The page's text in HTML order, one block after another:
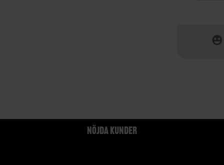
NÖJDA KUNDER